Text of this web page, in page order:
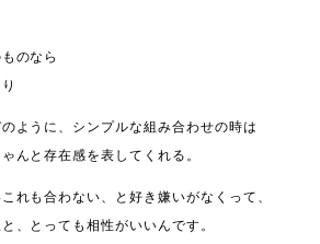
のなら
ように、シンプルな組み合わせの時は
んと存在感を表してくれる。
れも合わない、と好き嫌いがなくって、
、とっても相性がいいんです。